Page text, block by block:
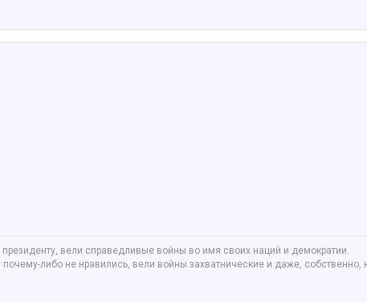
вели справедливые войны во имя своих наций и демократии.
почему-либо не нравились, вели войны захватнические и даже,